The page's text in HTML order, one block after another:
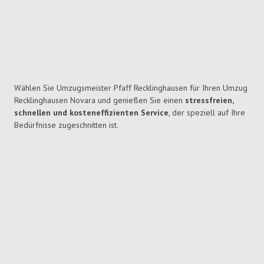
Wählen Sie Umzugsmeister Pfaff Recklinghausen für Ihren Umzug
Recklinghausen Novara und genießen Sie einen stressfreien,
schnellen und kosteneffizienten Service, der speziell auf Ihre
Bedürfnisse zugeschnitten ist.